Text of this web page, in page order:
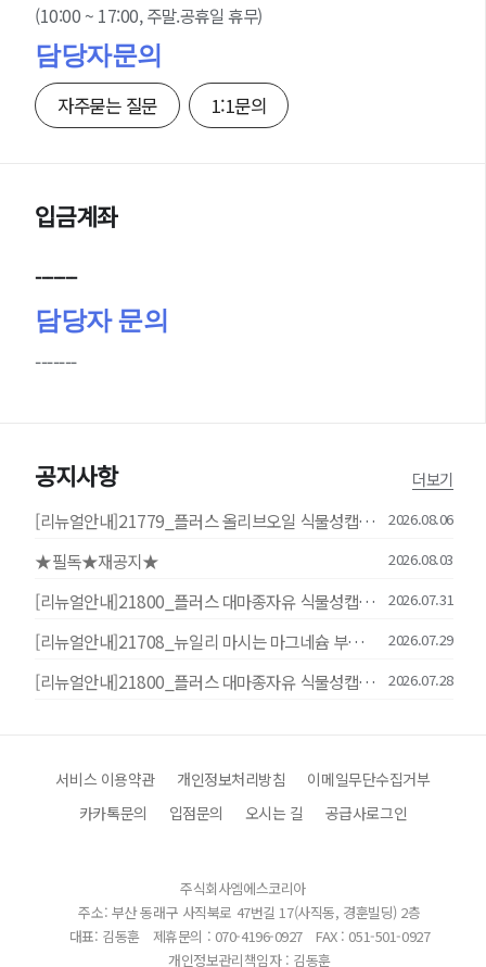
(10:00 ~ 17:00, 주말.공휴일 휴무)
담당자문의
자주묻는 질문 1:1문의
입금계좌
-------
담당자 문의
-------
공지사항
[리뉴얼안내]21779_플러스 올리브오일 식물성캡슐 30캡슐 2026.08.06
★필독★재공지★ 2026.08.03
[리뉴얼안내]21800_플러스 대마종자유 식물성캡슐 30캡슐 2026.07.31
[리뉴얼안내]21708_뉴일리 마시는 마그네슘 부스터샷 20mlx14포 2026.07.29
[리뉴얼안내]21800_플러스 대마종자유 식물성캡슐 30캡슐 2026.07.28
더보기
서비스 이용약관 개인정보처리방침
이메일무단수집거부
카카톡문의
입점문의 오시는 길 공급사로그인
주식회사엠에스코리아
주소: 부산 동래구 사직북로 47번길 17(사직동, 경훈빌딩) 2층
대표: 김동훈
제휴문의 : 070-4196-0927
FAX : 051-501-0927
개인정보관리책임자 : 김동훈